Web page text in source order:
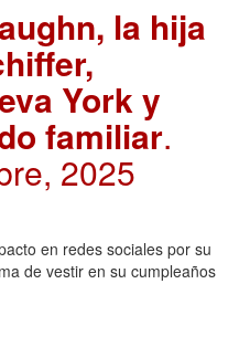
la hija
York y
familiar.
2025
en redes sociales por su
de vestir en su cumpleaños